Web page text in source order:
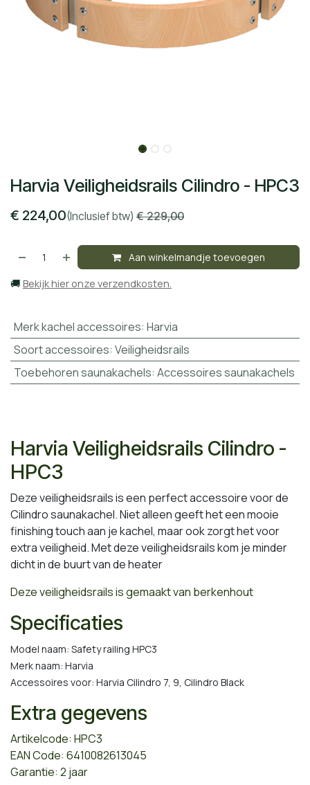
Harvia Veiligheidsrails Cilindro - HPC3
€ 224,00(Inclusief btw) €229,00
Aan winkelmandje toevoegen
🚚 Bekijk hier onze verzendkosten.
Merk kachel accessoires: Harvia
Soort accessoires: Veiligheidsrails
Toebehoren saunakachels: Accessoires saunakachels
Harvia Veiligheidsrails Cilindro -
HPC3
Deze veiligheidsrails is een perfect accessoire voor de
Cilindro saunakachel. Niet alleen geeft het een mooie
finishing touch aan je kachel, maar ook zorgt het voor
extra veiligheid. Met deze veiligheidsrails kom je minder
dicht in de buurt van de heater
Deze veiligheidsrails is gemaakt van berkenhout
Specificaties
Model naam: Safety railing HPC3
Merk naam: Harvia
Accessoires voor: Harvia Cilindro 7, 9, Cilindro Black
Extra gegevens
Artikelcode: HPC3
EAN Code: 6410082613045
Garantie: 2 jaar